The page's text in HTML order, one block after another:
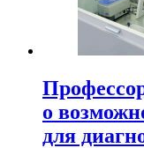
о
для